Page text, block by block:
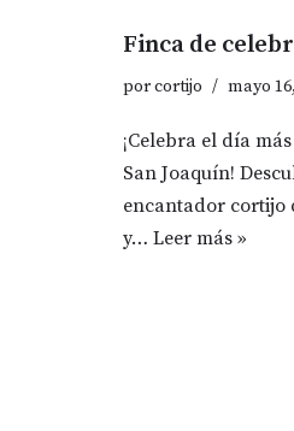
Finca de
porcortijo mayo
¡Celebra el día
San Joaquín!
encantador cortijo
y… Leer más »